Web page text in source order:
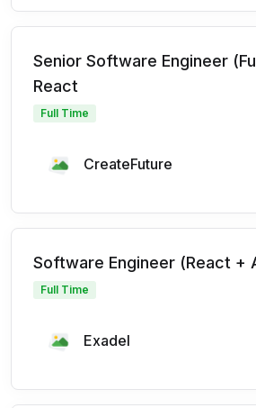
Senior Software Engineer
React
Full Time
CreateFuture
Software Engineer (React +
Full Time
Exadel